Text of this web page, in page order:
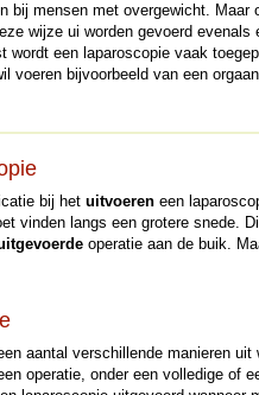
bij mensen met overgewicht. Maar
wijze ui worden gevoerd
wordt een laparoscopie vaak
voeren bijvoorbeeld van een
bij het uitvoereneen
vinden langs een grotere snede.
operatie aan de buik.
aantal verschillende manieren
operatie, onder een volledige of